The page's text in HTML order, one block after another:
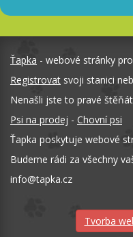
Ťapka - webové stránky
Registrovat svoji stanici
Nenašli jste to pravé
Psi na prodej - Chovní psi
Ťapka poskytuje webové
Budeme rádi za všechny
info@tapka.cz
Tvorba